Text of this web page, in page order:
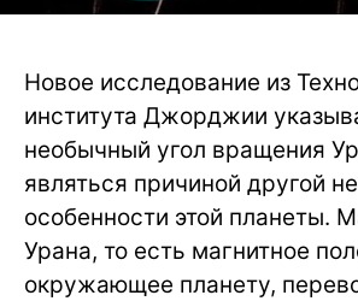
Новое исследование из
института Джорджии
необычный угол вращения
являться причиной другой
особенности этой планеты.
Урана, то есть магнитное
окружающее планету,